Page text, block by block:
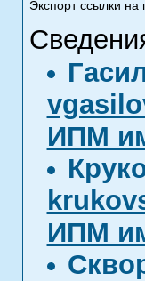
Экспорт ссылки
ИПМ
ИПМ